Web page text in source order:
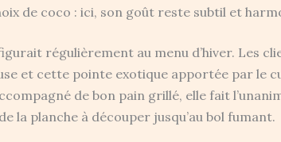
de coco : ici, son goût reste subtil et
régulièrement au menu d’hiver. Les
et cette pointe exotique apportée par le
de bon pain grillé, elle fait
la planche à découper jusqu’au bol fumant.